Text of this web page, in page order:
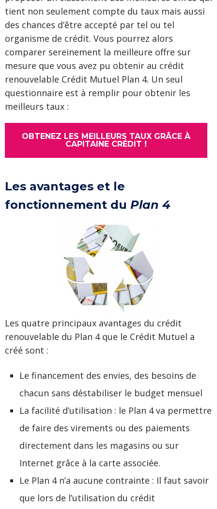
tient non seulement compte du taux mais aussi
des chances d’être accepté par tel ou tel
organisme de crédit. Vous pourrez alors
comparer sereinement la meilleure offre sur
mesure que vous avez pu obtenir au crédit
renouvelable Crédit Mutuel Plan 4. Un seul
questionnaire est à remplir pour obtenir les
meilleurs taux :
OBTENEZ LES MEILLEURS TAUX GRÂCE À
CAPITAINE CRÉDIT !
Les avantages et le
fonctionnement du Plan 4
Les quatre principaux avantages du crédit
renouvelable du Plan 4 que le Crédit Mutuel a
créé sont :
Le financement des envies, des besoins de
chacun sans déstabiliser le budget mensuel
La facilité d’utilisation : le Plan 4 va permettre
de faire des virements ou des paiements
directement dans les magasins ou sur
Internet grâce à la carte associée.
Le Plan 4 n’a aucune contrainte : Il faut savoir
que lors de l’utilisation du crédit